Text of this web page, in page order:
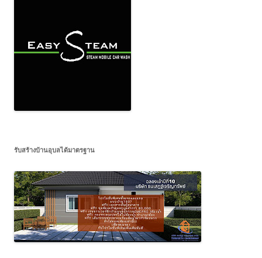
รับสร้างบ้านอุบลได้มาตรฐาน